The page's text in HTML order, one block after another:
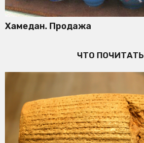
Хамедан. Продажа
ЧТО ПОЧИТАТЬ